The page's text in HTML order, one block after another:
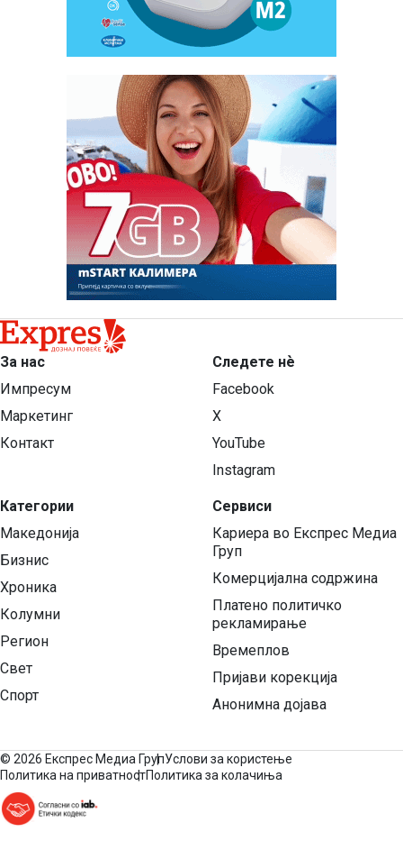
За нас
Импресум
Маркетинг
Контакт
Категории
Македонија
Бизнис
Хроника
Колумни
Регион
Свет
Спорт
Следете нѐ
Facebook
X
YouTube
Instagram
Сервиси
Кариера во Експрес Медиа
Груп
Комерцијална содржина
Платено политичко
рекламирање
Времеплов
Пријави корекција
Анонимна дојава
© 2026 Експрес Медиа ГрупУслови за користење
Политика на приватностПолитика за колачиња